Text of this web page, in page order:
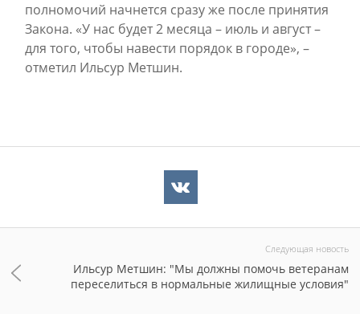
полномочий начнется сразу же после принятия
Закона. «У нас будет 2 месяца – июль и август –
для того, чтобы навести порядок в городе», –
отметил Ильсур Метшин.
Следующая новость
Ильсур Метшин: "Мы должны помочь ветеранам
переселиться в нормальные жилищные условия"